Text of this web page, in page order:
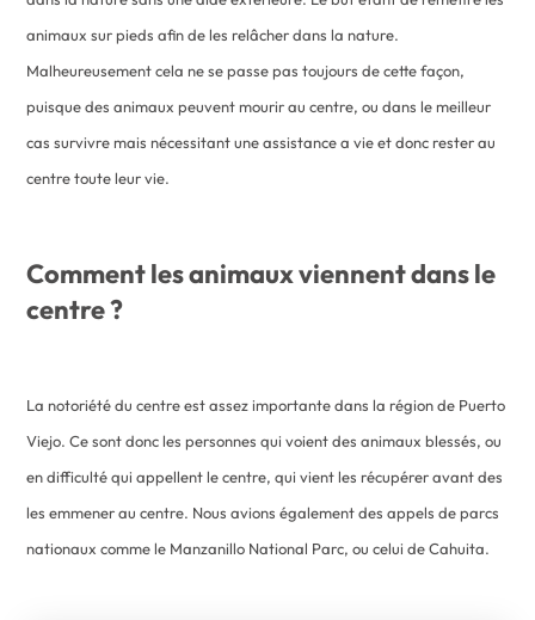
animaux sur pieds afin de les relâcher dans la nature.
Malheureusement cela ne se passe pas toujours de cette façon,
puisque des animaux peuvent mourir au centre, ou dans le meilleur
cas survivre mais nécessitant une assistance a vie et donc rester au
centre toute leur vie.
Comment les animaux viennent dans le
centre ?
La notoriété du centre est assez importante dans la région de Puerto
Viejo. Ce sont donc les personnes qui voient des animaux blessés, ou
en difficulté qui appellent le centre, qui vient les récupérer avant des
les emmener au centre. Nous avions également des appels de parcs
nationaux comme le Manzanillo National Parc, ou celui de Cahuita.